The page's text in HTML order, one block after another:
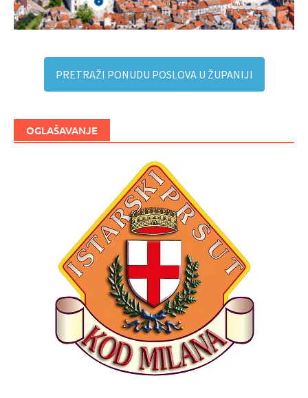
PRETRAŽI PONUDU POSLOVA U ŽUPANIJI
OGLAŠAVANJE